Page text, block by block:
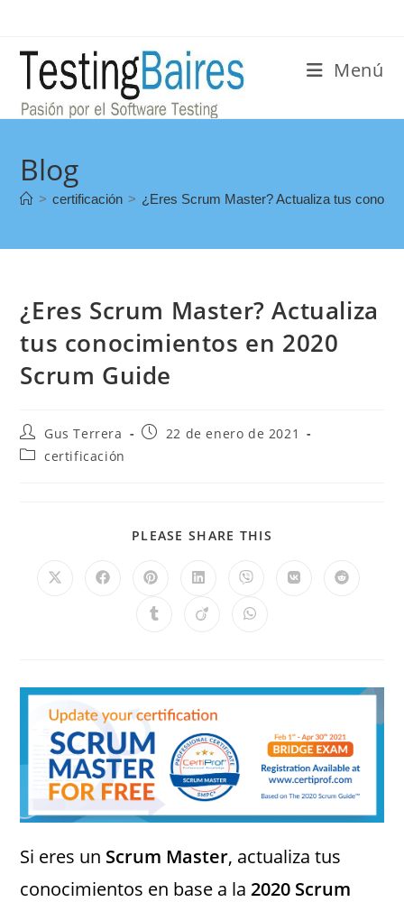
Menú
Blog
> certificación > ¿Eres Scrum Master? Actualiza tus
¿Eres Scrum Master? Actualiza
tus conocimientos en 2020
Scrum Guide
Gus Terrera
22 de enero de 2021
certificación
PLEASE SHARE THIS
Si eres un Scrum Master, actualiza tus
conocimientos en base a la2020 Scrum